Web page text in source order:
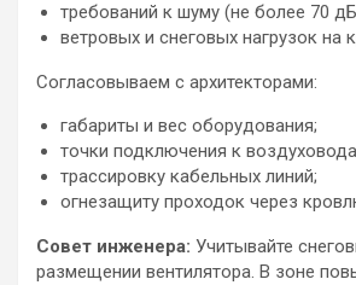
требований к шуму (не более 70
ветровых и снеговых нагрузок на
Согласовываем с архитекторами:
габариты и вес оборудования;
точки подключения к
трассировку кабельных линий;
огнезащиту проходок через
Совет инженера: Учитывайте
размещении вентилятора. В зоне